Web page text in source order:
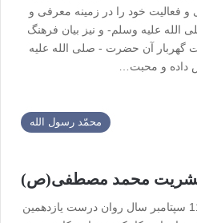
فعالیت خود را در زمینه معرفی و
الله علیه وسلم- و نیز بیان فرهنگ
گهربار آن حضرت - صلی الله علیه
و محبت…
محمّد رسول الله
بشریت محمد مصطفی(ص)
نویسنده: عبدالباسط امل بتاریخ 11 سپتامبر سال روان درست یازدهمین